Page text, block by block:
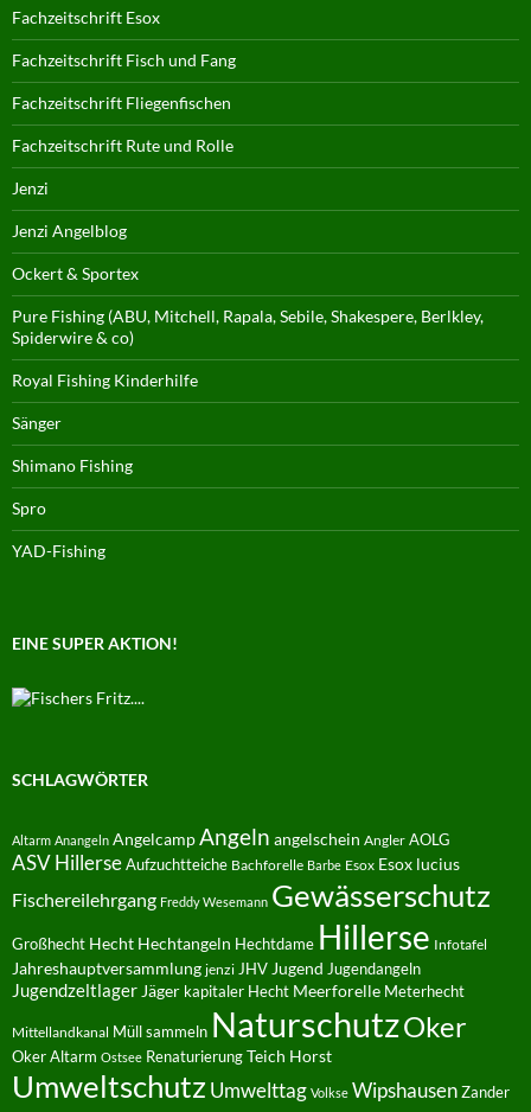
Fachzeitschrift Esox
Fachzeitschrift Fisch und Fang
Fachzeitschrift Fliegenfischen
Fachzeitschrift Rute und Rolle
Jenzi
Jenzi Angelblog
Ockert & Sportex
Pure Fishing (ABU, Mitchell, Rapala, Sebile, Shakespere, Berlkley,
Spiderwire & co)
Royal Fishing Kinderhilfe
Sänger
Shimano Fishing
Spro
YAD-Fishing
EINE SUPER AKTION!
SCHLAGWÖRTER
Altarm Anangeln AngelcampAngeln angelschein Angler AOLG
ASV HillerseAufzuchtteiche Bachforelle Barbe Esox Esox lucius
Fischereilehrgang Freddy Wesemann Gewässerschutz
Großhecht Hecht Hechtangeln Hechtdame Hillerse Infotafel
Jahreshauptversammlung jenzi JHVJugend Jugendangeln
JugendzeltlagerJäger kapitaler Hecht Meerforelle Meterhecht
Mittellandkanal Müll sammeln NaturschutzOker
Oker Altarm Ostsee RenaturierungTeich Horst
Umweltschutz Umwelttag Volkse WipshausenZander